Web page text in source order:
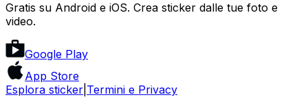
Gratis su Android e iOS. Crea sticker dalle tue foto e
video.
Google Play
App Store
Esplora sticker Termini e Privacy